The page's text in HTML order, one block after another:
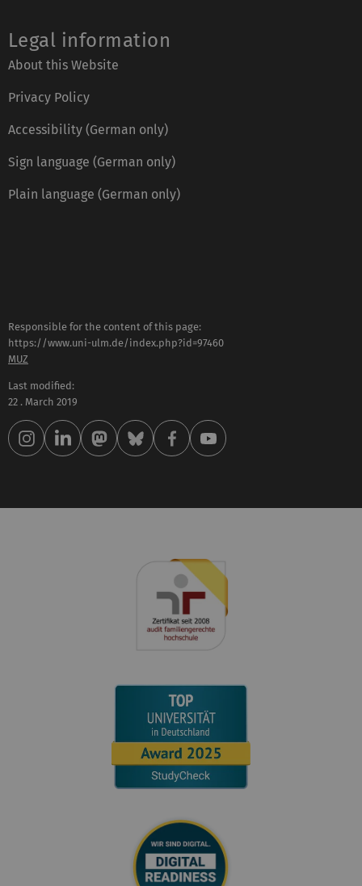
Legal information
About this Website
Privacy Policy
Accessibility (German only)
Sign language (German only)
Plain language (German only)
Responsible for the content of this page:
https://www.uni-ulm.de/index.php?id=97460
MUZ
Last modified:
22 . March 2019